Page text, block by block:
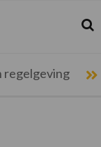
regelgeving